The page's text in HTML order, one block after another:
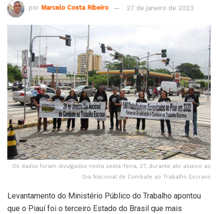
por Marcelo Costa Ribeiro 27 de janeiro de 2023
Os dados foram divulgados nesta sexta-feira, 27, durante ato alusivo ao
Dia Nacional de Combate ao Trabalho Escravo
Levantamento do Ministério Público do Trabalho apontou
que o Piauí foi o terceiro Estado do Brasil que mais